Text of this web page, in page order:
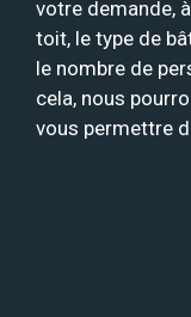
votre demande,
toit, le type de
le nombre de
cela, nous
vous permettre